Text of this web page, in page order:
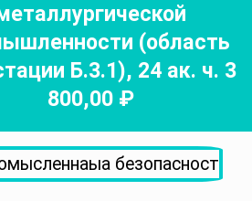
(область
Б.3.1), 24ак. ч. 3
800,00 ₽